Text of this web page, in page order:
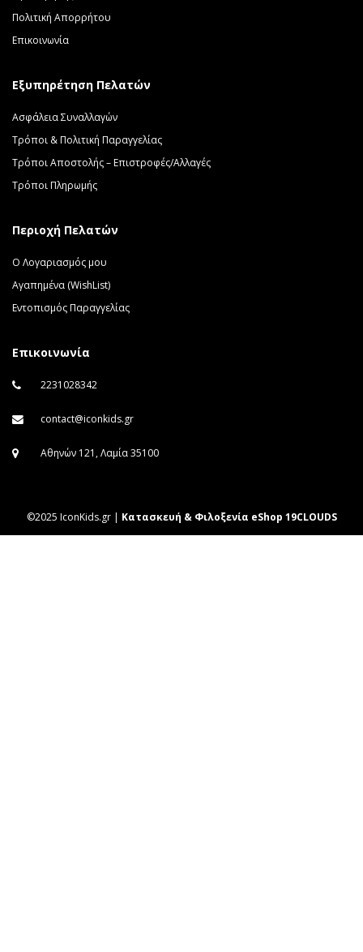
Πολιτική Απορρήτου
Επικοινωνία
Εξυπηρέτηση Πελατών
Ασφάλεια Συναλλαγών
Τρόποι & Πολιτική Παραγγελίας
Τρόποι Αποστολής – Επιστροφές/Αλλαγές
Τρόποι Πληρωμής
Περιοχή Πελατών
Ο Λογαριασμός μου
Αγαπημένα (WishList)
Εντοπισμός Παραγγελίας
Επικοινωνία
2231028342
contact@iconkids.gr
Αθηνών 121, Λαμία 35100
©2025 IconKids.gr | Κατασκευή & Φιλοξενία eShop 19CLOUDS